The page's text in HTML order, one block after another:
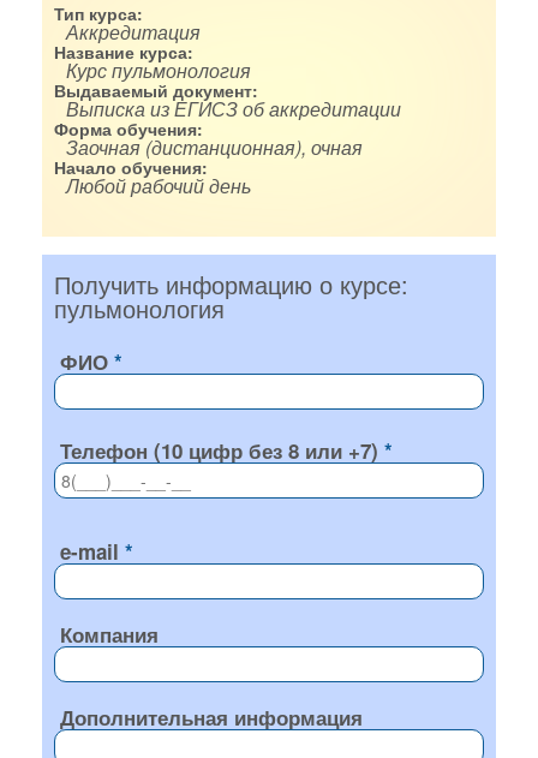
Тип курса:
Аккредитация
Название курса:
Курс пульмонология
Выдаваемый документ:
Выписка из ЕГИСЗ об аккредитации
Форма обучения:
Заочная (дистанционная), очная
Начало обучения:
Любой рабочий день
Получить информацию о курсе:
пульмонология
ФИО
Телефон (10 цифр без 8 или +7)
e-mail
Компания
Дополнительная информация